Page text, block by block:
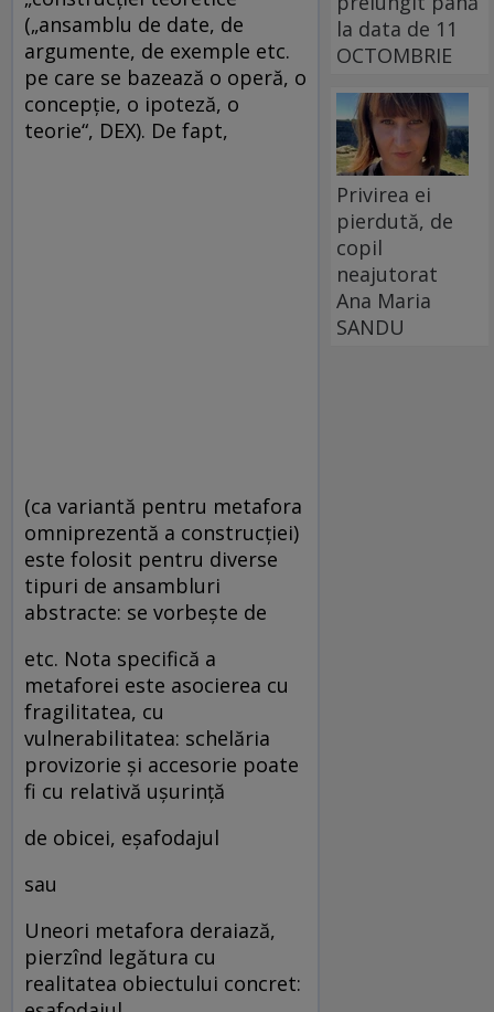
(„ansamblu de date, de
argumente, de exemple etc.
pe care se bazează o operă, o
concepţie, o ipoteză, o
teorie“, DEX). De fapt,
(ca variantă pentru metafora
omniprezentă a construcţiei)
este folosit pentru diverse
tipuri de ansambluri
abstracte: se vorbeşte de
etc. Nota specifică a
metaforei este asocierea cu
fragilitatea, cu
vulnerabilitatea: schelăria
provizorie şi accesorie poate
fi cu relativă uşurinţă
de obicei, eşafodajul
sau
Uneori metafora deraiază,
pierzînd legătura cu
realitatea obiectului concret:
la data de 11
OCTOMBRIE
Privirea ei
pierdută, de
copil
neajutorat
Ana Maria
SANDU